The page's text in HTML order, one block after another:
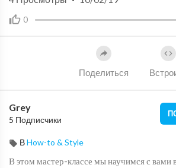
0
Поделиться
Grey
5 Подписчики
ВHow-to & Style
В этом мастер-классе мы научимся с вами